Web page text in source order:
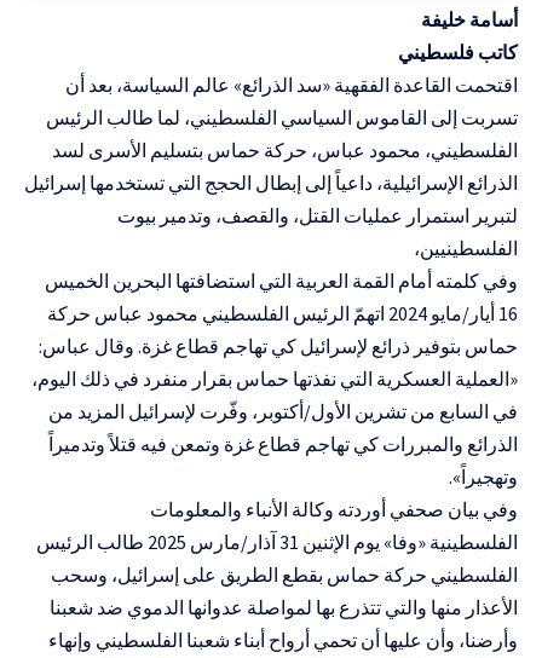
أسامة خليفة
كاتب فلسطيني
اقتحمت القاعدة الفقهية «سد الذرائع» عالم السياسة، بعد أن
تسربت إلى القاموس السياسي الفلسطيني، لما طالب الرئيس
الفلسطيني، محمود عباس، حركة حماس بتسليم الأسرى لسد
الذرائع الإسرائيلية، داعياً إلى إبطال الحجج التي تستخدمها إسرائيل
لتبرير استمرار عمليات القتل، والقصف، وتدمير بيوت
الفلسطينيين،
وفي كلمته أمام القمة العربية التي استضافتها البحرين الخميس
16 أيار/مايو 2024 اتهمّ الرئيس الفلسطيني محمود عباس حركة
حماس بتوفير ذرائع لإسرائيل كي تهاجم قطاع غزة. وقال عباس:
«العملية العسكرية التي نفذتها حماس بقرار منفرد في ذلك اليوم،
في السابع من تشرين الأول/أكتوبر، وفّرت لإسرائيل المزيد من
الذرائع والمبررات كي تهاجم قطاع غزة وتمعن فيه قتلاً وتدميراً
وتهجيراً».
وفي بيان صحفي أوردته وكالة الأنباء والمعلومات
الفلسطينية «وفا»
يوم الإثنين 31 آذار/مارس 2025 طالب الرئيس
الفلسطيني حركة حماس بقطع الطريق على إسرائيل، وسحب
الأعذار منها والتي تتذرع بها لمواصلة عدوانها الدموي ضد شعبنا
وأرضنا، وأن عليها أن تحمي أرواح أبناء شعبنا الفلسطيني وإنهاء